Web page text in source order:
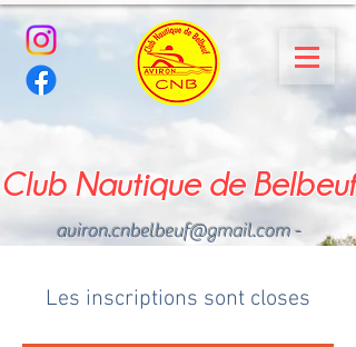
Club Nautique de Belbeuf
aviron.cnbelbeuf@gmail.com-
Les inscriptions sont closes